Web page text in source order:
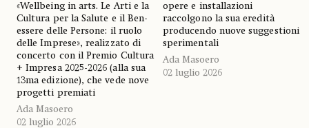
«Wellbeing in arts. Le Arti e la
Cultura per la Salute e il Ben-
essere delle Persone: il ruolo
delle Imprese», realizzato di
concerto con il Premio Cultura
+ Impresa 2025-2026 (alla sua
13ma edizione), che vede nove
progetti premiati
Ada Masoero
02 luglio 2026
opere e installazioni
raccolgono la sua eredità
producendo nuove suggestioni
sperimentali
Ada Masoero
02 luglio 2026